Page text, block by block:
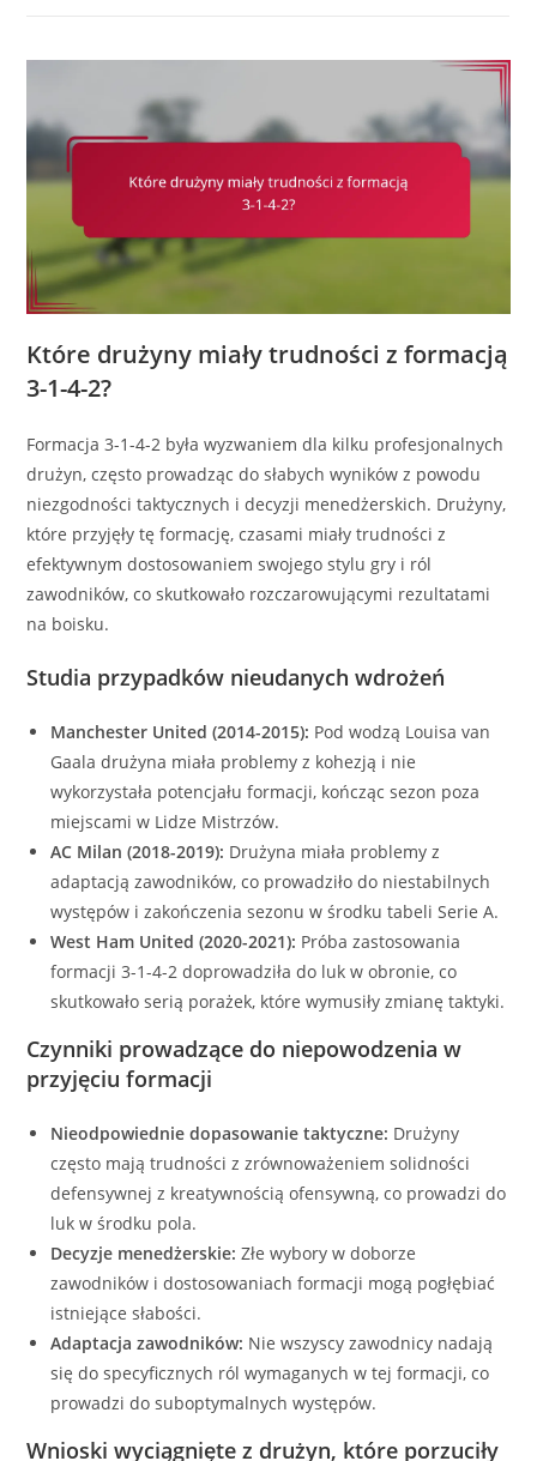
Które drużyny miały trudności z formacją
3-1-4-2?
Formacja 3-1-4-2 była wyzwaniem dla kilku profesjonalnych
drużyn, często prowadząc do słabych wyników z powodu
niezgodności taktycznych i decyzji menedżerskich. Drużyny,
które przyjęły tę formację, czasami miały trudności z
efektywnym dostosowaniem swojego stylu gry i ról
zawodników, co skutkowało rozczarowującymi rezultatami
na boisku.
Studia przypadków nieudanych wdrożeń
Manchester United (2014-2015): Pod wodzą Louisa van
Gaala drużyna miała problemy z kohezją i nie
wykorzystała potencjału formacji, kończąc sezon poza
miejscami w Lidze Mistrzów.
AC Milan (2018-2019): Drużyna miała problemy z
adaptacją zawodników, co prowadziło do niestabilnych
występów i zakończenia sezonu w środku tabeli Serie A.
West Ham United (2020-2021): Próba zastosowania
formacji 3-1-4-2 doprowadziła do luk w obronie, co
skutkowało serią porażek, które wymusiły zmianę taktyki.
Czynniki prowadzące do niepowodzenia w
przyjęciu formacji
Nieodpowiednie dopasowanie taktyczne: Drużyny
często mają trudności z zrównoważeniem solidności
defensywnej z kreatywnością ofensywną, co prowadzi do
luk w środku pola.
Decyzje menedżerskie: Złe wybory w doborze
zawodników i dostosowaniach formacji mogą pogłębiać
istniejące słabości.
Adaptacja zawodników: Nie wszyscy zawodnicy nadają
się do specyficznych ról wymaganych w tej formacji, co
prowadzi do suboptymalnych występów.
Wnioski wyciągnięte z drużyn, które porzuciły